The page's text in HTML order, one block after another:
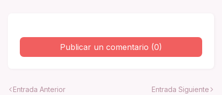
Publicar un comentario (0)
Entrada Anterior Entrada Siguiente